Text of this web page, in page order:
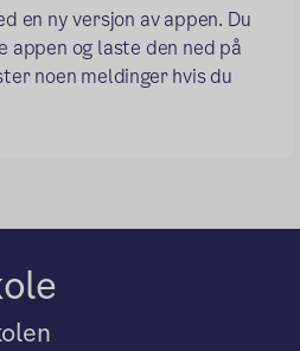
en ny versjon av appen. Du
appen og laste den ned på
noen meldinger hvis du